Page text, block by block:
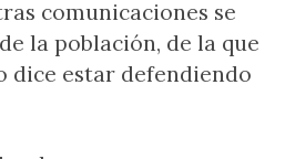
comunicaciones se
la población, de la que
dice estar defendiendo